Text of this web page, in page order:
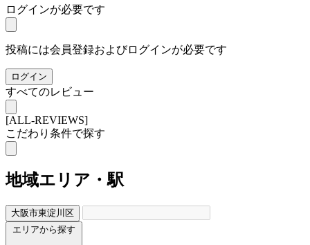
ログインが必要です
投稿には会員登録およびログインが必要です
ログイン
すべてのレビュー
[ALL-REVIEWS]
こだわり条件で探す
地域エリア・駅
大阪市東淀川区
エリアから探す